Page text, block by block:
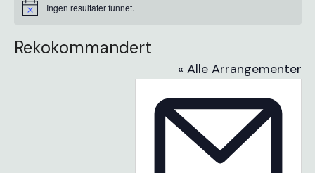
MerknadIngen resultater funnet.
Rekokommandert
« Alle Arrangementer